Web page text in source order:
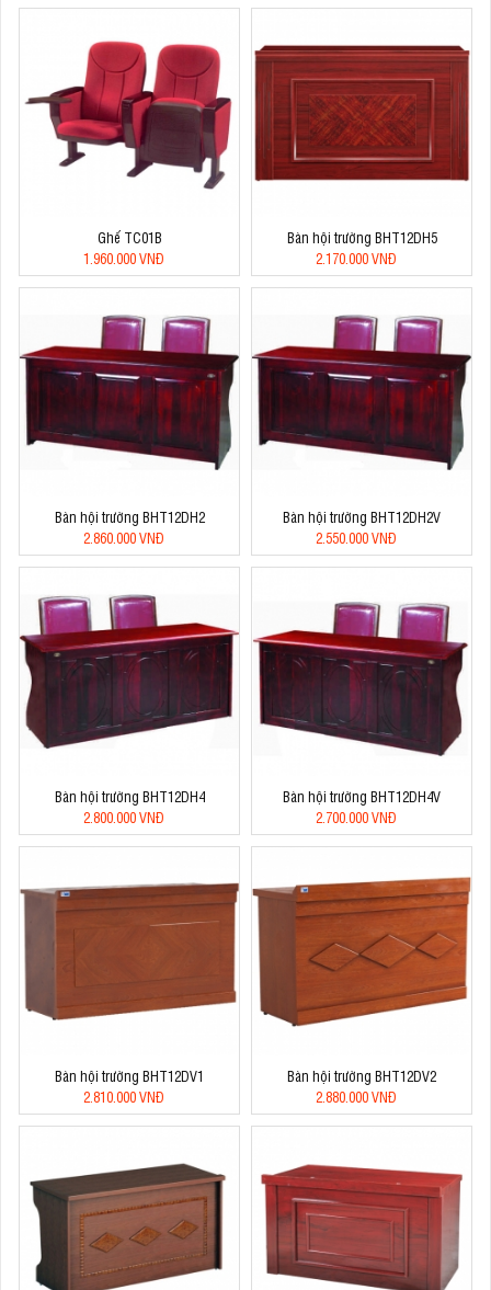
Ghế TC01B
1.960.000 VNĐ
Bàn hội trường BHT12DH5
2.170.000 VNĐ
Bàn hội trường BHT12DH2
2.860.000 VNĐ
Bàn hội trường BHT12DH2V
2.550.000 VNĐ
Bàn hội trường BHT12DH4
2.800.000 VNĐ
Bàn hội trường BHT12DH4V
2.700.000 VNĐ
Bàn hội trường BHT12DV1
2.810.000 VNĐ
Bàn hội trường BHT12DV2
2.880.000 VNĐ